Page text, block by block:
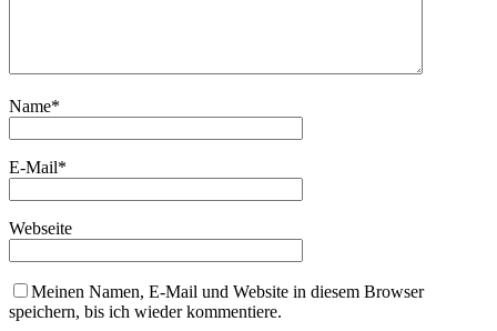
Name*
E-Mail*
Webseite
Meinen Namen, E-Mail und Website in diesem Browser
speichern, bis ich wieder kommentiere.